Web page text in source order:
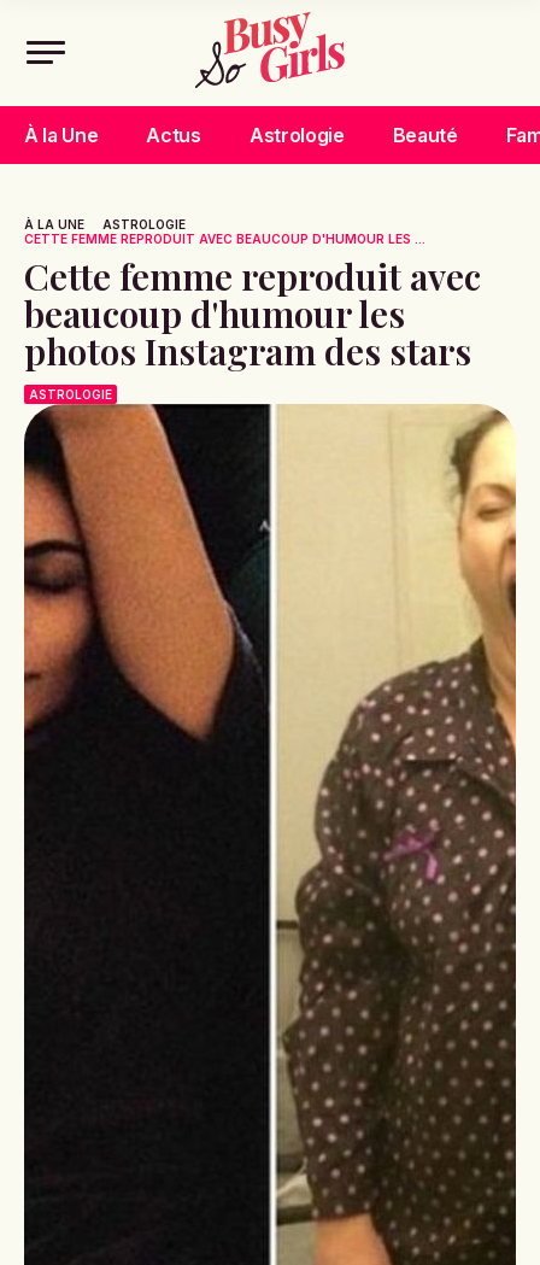
À la Une Actus Astrologie Beauté
À LA UNE
ASTROLOGIE
CETTE FEMME REPRODUIT AVEC BEAUCOUP D'HUMOUR LES ...
Cette femme reproduit avec
beaucoup d'humour les
photos Instagram des stars
ASTROLOGIE